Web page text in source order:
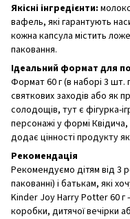
Якісні інгредієнти:
вафель, які гарантують
кожна капсула містить
паковання.
Ідеальний формат для
Формат 60 г (в наборі 3 шт.
святкових заходів або як
солодощів, тут є фігурка-
персонажі у формі
додає цінності продукту
Рекомендація
Рекомендуємо дітям від 3
пакованні) і батькам, які
Kinder Joy Harry Potter 60 г
коробки, дитячої вечірки